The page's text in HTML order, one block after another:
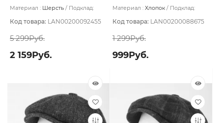
Черный угольный размер
Материал : Шерсть
Подклад:
Код товара: LAN00200092455
5 299Руб.
2 159Руб.
Сине-черный размер 57
Материал : Хлопок
Подклад:
Код товара: LAN00200088675
1 299Руб.
999Руб.